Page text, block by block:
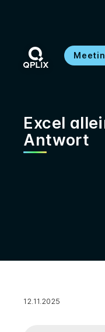
Excel
Antwort
12.11.2025